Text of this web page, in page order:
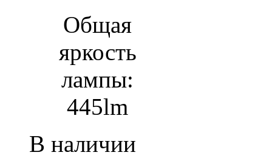
Общая
яркость
лампы:
445lm
В наличии